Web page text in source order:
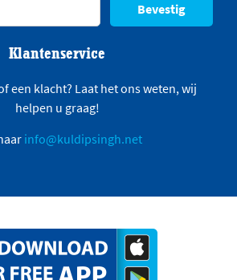
Bevestig
Klantenservice
een klacht? Laat het ons weten, wij
helpen u graag!
info@kuldipsingh.net